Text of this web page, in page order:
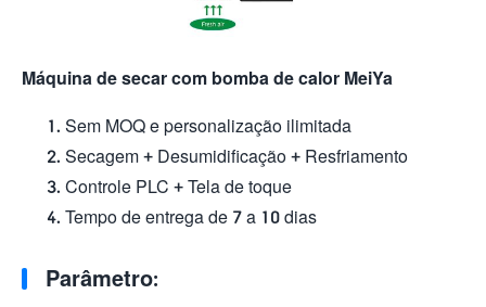
Máquina de secar com bomba de calor MeiYa
Sem MOQ e personalização ilimitada
Secagem + Desumidificação + Resfriamento
Controle PLC + Tela de toque
Tempo de entrega de 7 a 10 dias
Parâmetro: